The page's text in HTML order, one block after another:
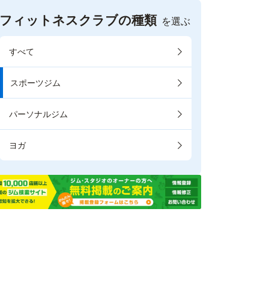
フィットネスクラブの種類 を選ぶ
すべて
スポーツジム
パーソナルジム
ヨガ